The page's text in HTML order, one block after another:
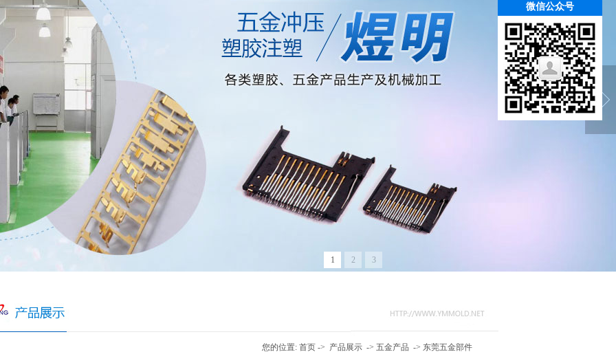
1 2 3
您的位置:首页 -> 产品展示 ->五金产品 -> 东莞五金部件
微信公众号